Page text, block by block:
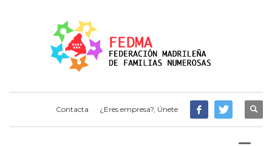
Contacta ¿Eres empresa?, Únete